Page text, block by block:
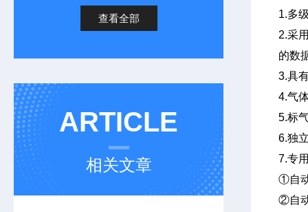
查看全部
ARTICLE
相关文章
1.多
2.采
的数
3.具
4.气
5.标
6.独
7.专
①自
②自